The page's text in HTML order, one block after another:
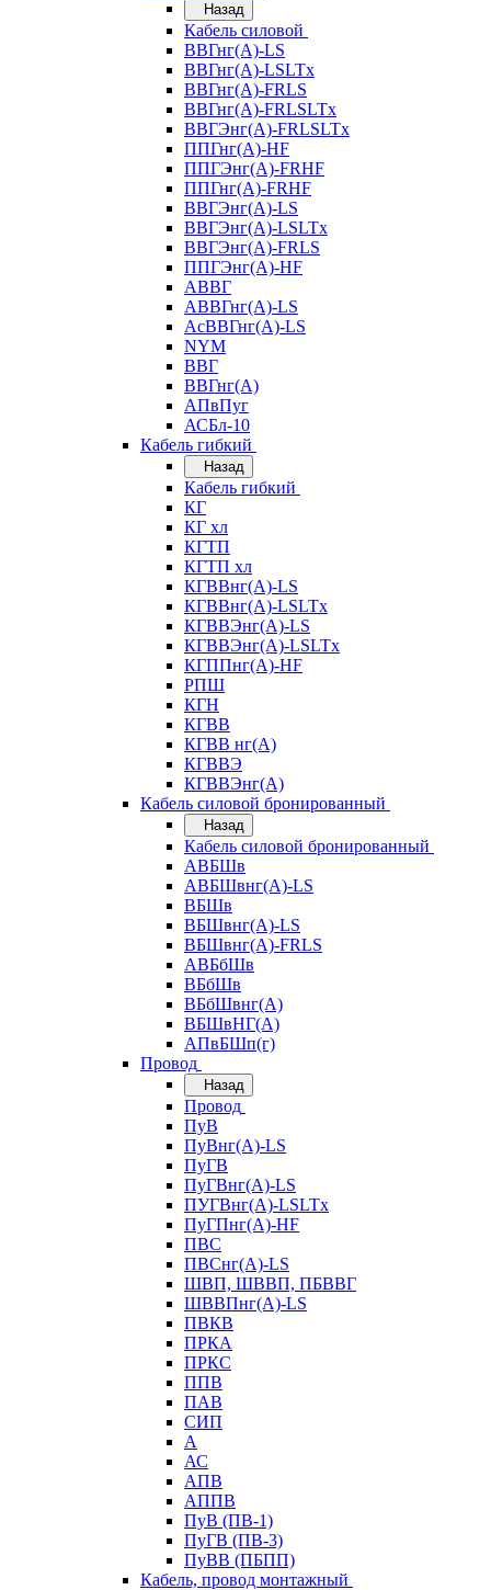
Назад
Кабель силовой
ВВГнг(А)-LS
ВВГнг(А)-LSLTx
ВВГнг(А)-FRLS
ВВГнг(А)-FRLSLTx
ВВГЭнг(А)-FRLSLTx
ППГнг(А)-HF
ППГЭнг(А)-FRHF
ППГнг(А)-FRHF
ВВГЭнг(А)-LS
ВВГЭнг(А)-LSLTx
ВВГЭнг(А)-FRLS
ППГЭнг(А)-HF
АВВГ
АВВГнг(А)-LS
АсВВГнг(А)-LS
NYM
ВВГ
ВВГнг(А)
АПвПуг
АСБл-10
Кабель гибкий
Назад
Кабель гибкий
КГ
КГ хл
КГТП
КГТП хл
КГВВнг(А)-LS
КГВВнг(А)-LSLTx
КГВВЭнг(А)-LS
КГВВЭнг(А)-LSLTx
КГППнг(А)-HF
РПШ
КГН
КГВВ
КГВВ нг(А)
КГВВЭ
КГВВЭнг(А)
Кабель силовой бронированный
Назад
Кабель силовой бронированный
АВБШв
АВБШвнг(А)-LS
ВБШв
ВБШвнг(А)-LS
ВБШвнг(А)-FRLS
АВБбШв
ВБбШв
ВБбШвнг(А)
ВБШвНГ(А)
АПвБШп(г)
Провод
Назад
Провод
ПуВ
ПуВнг(А)-LS
ПуГВ
ПуГВнг(А)-LS
ПУГВнг(А)-LSLTx
ПуГПнг(А)-HF
ПВС
ПВСнг(А)-LS
ШВП, ШВВП, ПБВВГ
ШВВПнг(А)-LS
ПВКВ
ПРКА
ПРКС
ППВ
ПАВ
СИП
А
АС
АПВ
АППВ
ПуВ (ПВ-1)
ПуГВ (ПВ-3)
ПуВВ (ПБПП)
Кабель, провод монтажный